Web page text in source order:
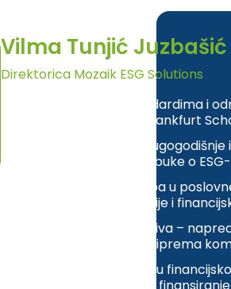
Vilma Tunjić Juzbašić
Direktorica Mozaik ESG Solutions
Ekspertiza u ESG standardima i
Investing stručnjak (Frankfurt
Edukacije i treninzi –
treninga i programa obuke o
Integracija ESG principa u
ESG politika u kompanije i
Poznavanje EU regulativa –
SFDR zahtjevima, te priprema
Dugogodišnje iskustvo u
leasingu, s fokusom na